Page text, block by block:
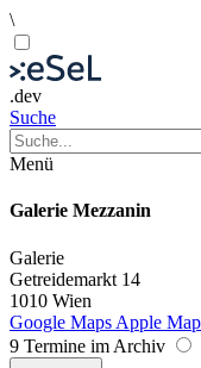
\
.dev
Suche
Menü
Galerie Mezzanin
Galerie
Getreidemarkt 14
1010 Wien
Google Maps Apple
9 Termine im Archiv